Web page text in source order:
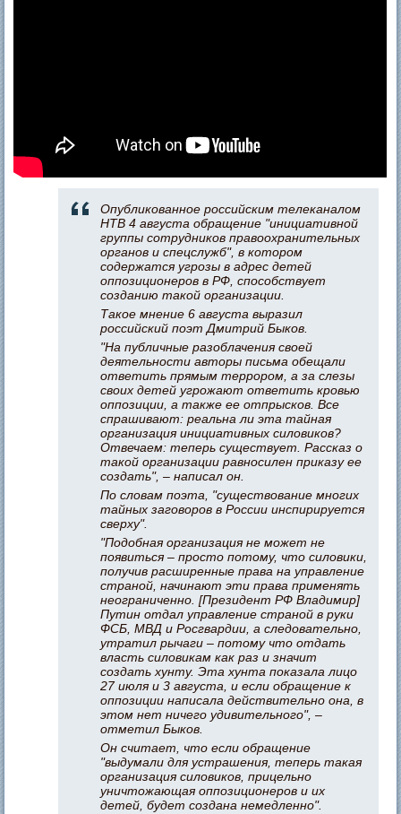
Опубликованное российским телеканалом
НТВ 4 августа обращение "инициативной
группы сотрудников правоохранительных
органов и спецслужб", в котором
содержатся угрозы в адрес детей
оппозиционеров в РФ, способствует
созданию такой организации.
Такое мнение 6 августа выразил
российский поэт Дмитрий Быков.
"На публичные разоблачения своей
деятельности авторы письма обещали
ответить прямым террором, а за слезы
своих детей угрожают ответить кровью
оппозиции, а также ее отпрысков. Все
спрашивают: реальна ли эта тайная
организация инициативных силовиков?
Отвечаем: теперь существует. Рассказ о
такой организации равносилен приказу ее
создать", – написал он.
По словам поэта, "существование многих
тайных заговоров в России инспирируется
сверху".
"Подобная организация не может не
появиться – просто потому, что силовики,
получив расширенные права на управление
страной, начинают эти права применять
неограниченно. [Президент РФ Владимир]
Путин отдал управление страной в руки
ФСБ, МВД и Росгвардии, а следовательно,
утратил рычаги – потому что отдать
власть силовикам как раз и значит
создать хунту. Эта хунта показала лицо
27 июля и 3 августа, и если обращение к
оппозиции написала действительно она, в
этом нет ничего удивительного", –
отметил Быков.
Он считает, что если обращение
"выдумали для устрашения, теперь такая
организация силовиков, прицельно
уничтожающая оппозиционеров и их
детей, будет создана немедленно".